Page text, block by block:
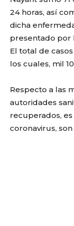
24 horas, así
dicha
presentado por
El total de
los cuales, mil
Respecto a las
autoridades
recuperados,
coronavirus, son